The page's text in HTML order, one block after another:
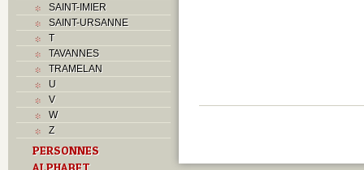
SAINT-IMIER
SAINT-URSANNE
T
TAVANNES
TRAMELAN
U
V
W
Z
PERSONNES